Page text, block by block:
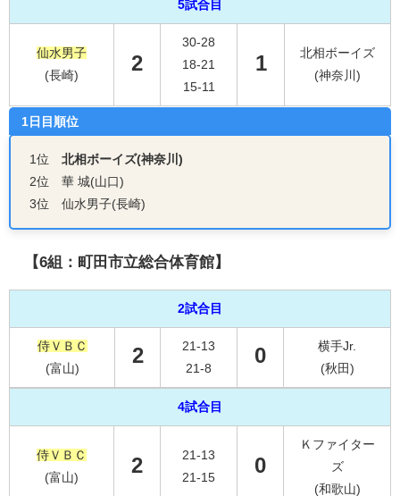
5試合目
仙水男子
(長崎)
2
30-28
18-21
15-11
1
北相ボーイズ
(神奈川)
1日目順位
1位 北相ボーイズ(神奈川)
2位 華 城(山口)
3位 仙水男子(長崎)
【6組：町田市立総合体育館】
2試合目
侍ＶＢＣ
(富山)
2
21-13
21-8
0
横手Jr.
(秋田)
4試合目
侍ＶＢＣ
(富山)
2
21-13
21-15
0
Ｋファイター
ズ
(和歌山)